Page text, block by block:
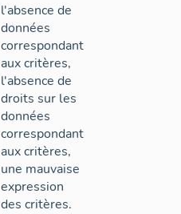
l'absence de
données
correspondant
aux critères,
l'absence de
droits sur les
données
correspondant
aux critères,
une mauvaise
expression
des critères.